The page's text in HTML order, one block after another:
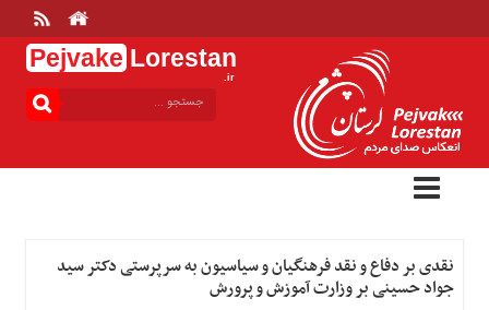
Pejvake Lorestan
.ir
بالا
خانه
ارتباط
درباره
نقدی بر دفاع و نقد فرهنگیان و سیاسیون به سرپرستی دکتر سید
جواد حسینی بر وزارت آموزش و پرورش